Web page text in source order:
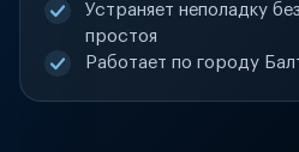
Устраняет неполадку
простоя
Работает по городу